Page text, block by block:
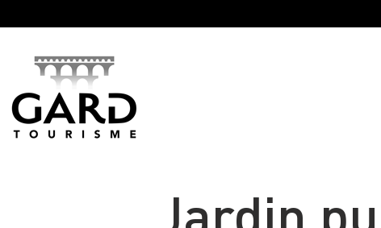
Jardin